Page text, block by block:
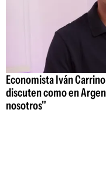
Economista Iván
discuten como en
nosotros"